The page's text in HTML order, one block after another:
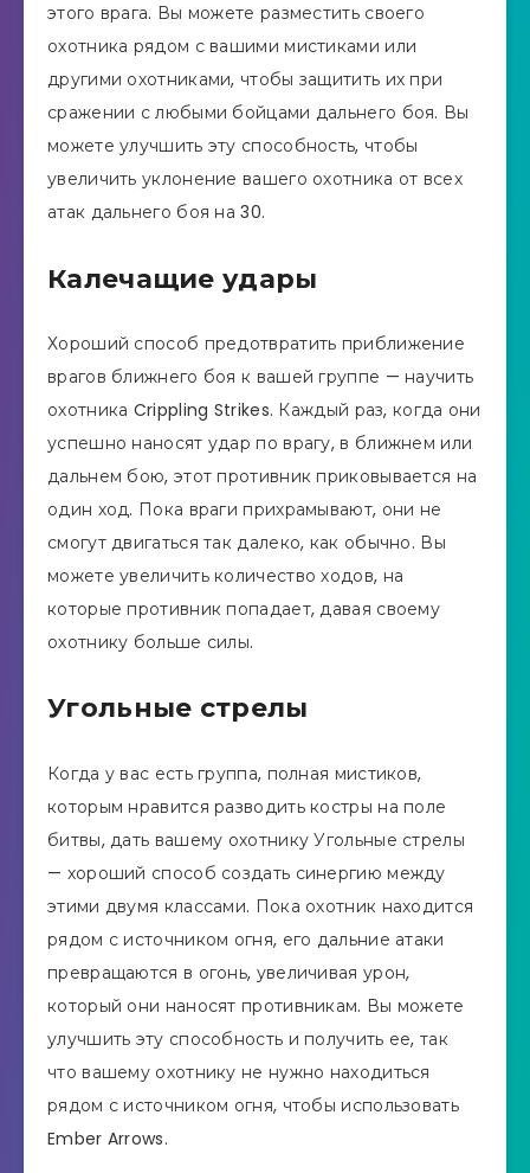
этого врага. Вы можете разместить своего
охотника рядом с вашими мистиками или
другими охотниками, чтобы защитить их при
сражении с любыми бойцами дальнего боя. Вы
можете улучшить эту способность, чтобы
увеличить уклонение вашего охотника от всех
атак дальнего боя на 30.
Калечащие удары
Хороший способ предотвратить приближение
врагов ближнего боя к вашей группе — научить
охотника Crippling Strikes. Каждый раз, когда они
успешно наносят удар по врагу, в ближнем или
дальнем бою, этот противник приковывается на
один ход. Пока враги прихрамывают, они не
смогут двигаться так далеко, как обычно. Вы
можете увеличить количество ходов, на
которые противник попадает, давая своему
охотнику больше силы.
Угольные стрелы
Когда у вас есть группа, полная мистиков,
которым нравится разводить костры на поле
битвы, дать вашему охотнику Угольные стрелы
— хороший способ создать синергию между
этими двумя классами. Пока охотник находится
рядом с источником огня, его дальние атаки
превращаются в огонь, увеличивая урон,
который они наносят противникам. Вы можете
улучшить эту способность и получить ее, так
что вашему охотнику не нужно находиться
рядом с источником огня, чтобы использовать
Ember Arrows.